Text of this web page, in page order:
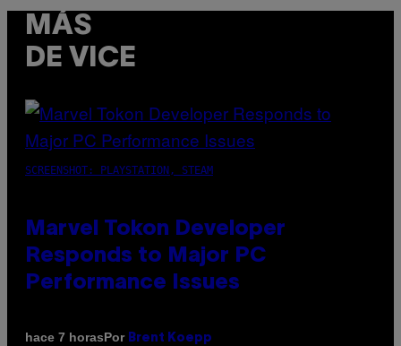
MÁS
DE VICE
SCREENSHOT: PLAYSTATION, STEAM
Marvel Tokon Developer
Responds to Major PC
Performance Issues
hace 7 horasPor Brent Koepp